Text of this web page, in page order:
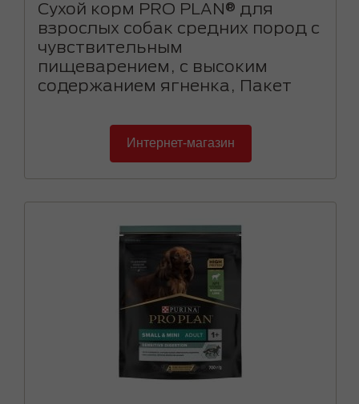
Сухой корм PRO PLAN® для
взрослых собак средних пород с
чувствительным
пищеварением, с высоким
содержанием ягненка, Пакет
Интернет-магазин